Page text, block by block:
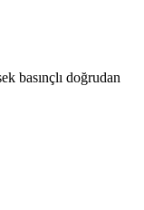
basınçlı doğrudan